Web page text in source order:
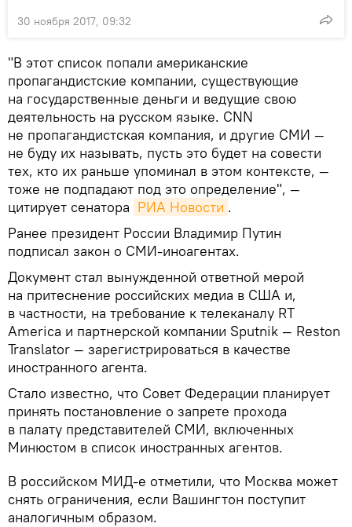
30 ноября 2017, 09:32
"В этот список попали американские
пропагандистские компании, существующие
на государственные деньги и ведущие свою
деятельность на русском языке. CNN
не пропагандистская компания, и другие СМИ —
не буду их называть, пусть это будет на совести
тех, кто их раньше упоминал в этом контексте, —
тоже не подпадают под это определение", —
цитирует сенатора РИА Новости .
Ранее президент России Владимир Путин
подписал закон о СМИ-иноагентах.
Документ стал вынужденной ответной мерой
на притеснение российских медиа в США и,
в частности, на требование к телеканалу RT
America и партнерской компании Sputnik — Reston
Translator — зарегистрироваться в качестве
иностранного агента.
Стало известно, что Совет Федерации планирует
принять постановление о запрете прохода
в палату представителей СМИ, включенных
Минюстом в список иностранных агентов.
В российском МИД-е отметили, что Москва может
снять ограничения, если Вашингтон поступит
аналогичным образом.